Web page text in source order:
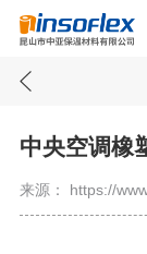
中央空调橡
来源： https://